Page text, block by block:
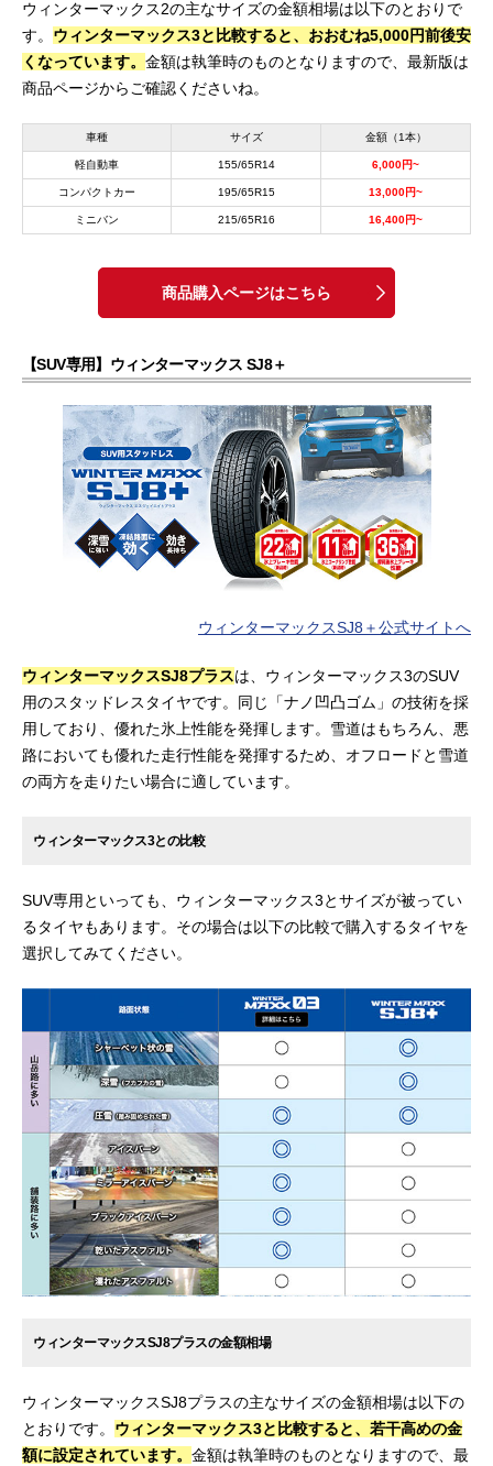
ウィンターマックス2の主なサイズの金額相場は以下のとおりで
す。 ウィンターマックス3と比較すると、おおむね5,000円前後安
くなっています。 金額は執筆時のものとなりますので、最新版は
商品ページからご確認くださいね。
車種 サイズ 金額（1本）
軽自動車 155/65R14 6,000円~
コンパクトカー 195/65R15 13,000円~
ミニバン 215/65R16 16,400円~
商品購入ページはこちら
【SUV専用】ウィンターマックス SJ8＋
ウィンターマックスSJ8＋公式サイトへ
ウィンターマックスSJ8プラスは、ウィンターマックス3のSUV
用のスタッドレスタイヤです。同じ「ナノ凹凸ゴム」の技術を採
用しており、優れた氷上性能を発揮します。雪道はもちろん、悪
路においても優れた走行性能を発揮するため、オフロードと雪道
の両方を走りたい場合に適しています。
ウィンターマックス3との比較
SUV専用といっても、ウィンターマックス3とサイズが被ってい
るタイヤもあります。その場合は以下の比較で購入するタイヤを
選択してみてください。
ウィンターマックスSJ8プラスの金額相場
ウィンターマックスSJ8プラスの主なサイズの金額相場は以下の
とおりです。 ウィンターマックス3と比較すると、若干高めの金
額に設定されています。 金額は執筆時のものとなりますので、最